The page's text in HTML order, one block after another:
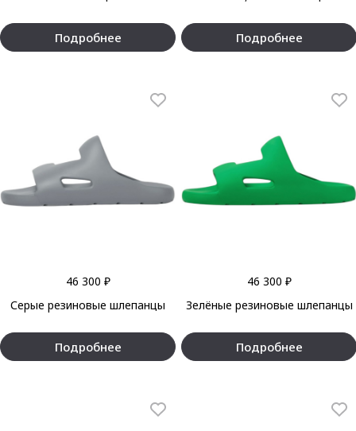
Подробнее Подробнее
46 300 ₽
Серые резиновые шлепанцы
Подробнее
46 300 ₽
Зелёные резиновые шлепанцы
Подробнее